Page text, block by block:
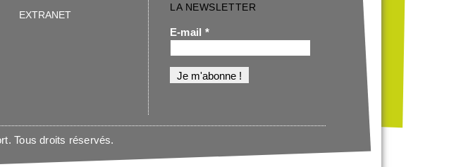
EXTRANET
LA NEWSLETTER
E-mail *
Tous droits réservés.